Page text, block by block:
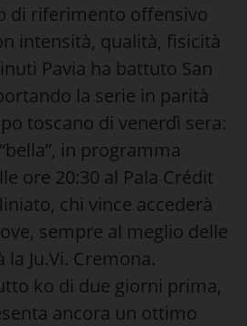
di riferimento offensivo
intensità, qualità, fisicità
Pavia ha battuto San
la serie in parità
toscano di venerdì sera:
in programma
ore 20:30 al Pala Crédit
chi vince accederà
sempre al meglio delle
Ju.Vi. Cremona.
ko di due giorni prima,
ancora un ottimo